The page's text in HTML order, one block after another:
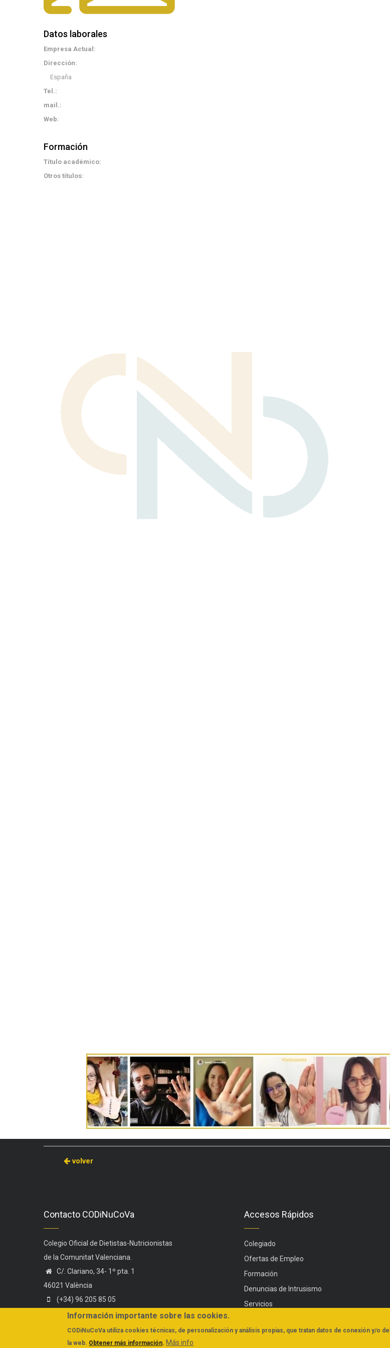
Datos laborales
Empresa Actual:
Dirección:
España
Tel.:
mail.:
Web:
Formación
Título académico:
Otros títulos:
volver
Contacto CODiNuCoVa
Colegio Oficial de Dietistas-Nutricionistas
de la Comunitat Valenciana.
C/. Clariano, 34- 1º pta. 1
46021 València
(+34) 96 205 85 05
(+34) 606 44 75 58
administracion@codinucova.es
Accesos Rápidos
Colegiado
Ofertas de Empleo
Formación
Denuncias de Intrusismo
Servicios
FAQs
Información importante sobre las cookies.
CODiNuCoVa utiliza cookies técnicas, de personalización y análisis propias, que tratan datos de conexión y/o
la web. Obtener más información. Más info